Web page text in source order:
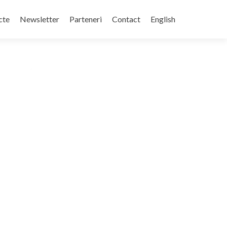
Newsletter Parteneri Contact English